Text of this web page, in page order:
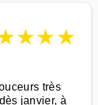
★★★
très
janvier, à